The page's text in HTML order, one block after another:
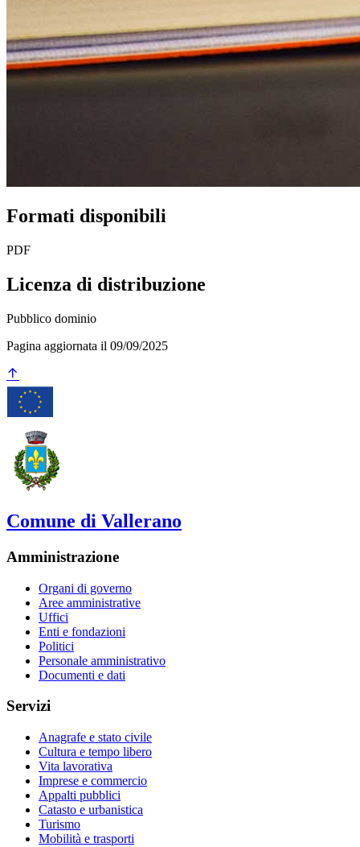
Formati disponibili
PDF
Licenza di distribuzione
Pubblico dominio
Pagina aggiornata il 09/09/2025
Comune di Vallerano
Amministrazione
Organi di governo
Aree amministrative
Uffici
Enti e fondazioni
Politici
Personale amministrativo
Documenti e dati
Servizi
Anagrafe e stato civile
Cultura e tempo libero
Vita lavorativa
Imprese e commercio
Appalti pubblici
Catasto e urbanistica
Turismo
Mobilità e trasporti